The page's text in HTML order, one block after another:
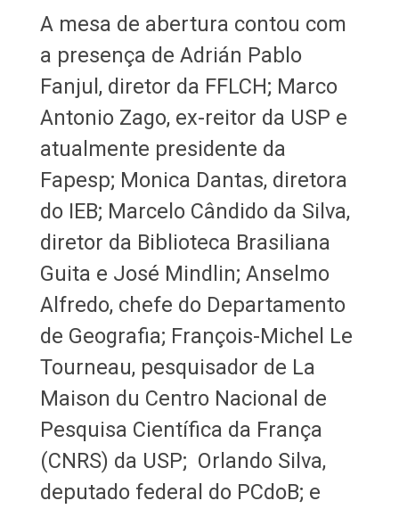
A mesa de abertura contou com
a presença de Adrián Pablo
Fanjul, diretor da FFLCH; Marco
Antonio Zago, ex-reitor da USP e
atualmente presidente da
Fapesp; Monica Dantas, diretora
do IEB; Marcelo Cândido da Silva,
diretor da Biblioteca Brasiliana
Guita e José Mindlin; Anselmo
Alfredo, chefe do Departamento
de Geografia; François-Michel Le
Tourneau, pesquisador de La
Maison du Centro Nacional de
Pesquisa Científica da França
(CNRS) da USP; Orlando Silva,
deputado federal do PCdoB; e